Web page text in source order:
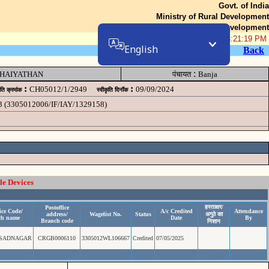
Govt. of India
Ministry of Rural Development
Department of Rural Development
06-Aug-2026 04:21:19 PM
Back
पंचायत: Banja
क्रमांक : CH05012/1/2949 स्वीकृति दिनॉंक : 09/09/2024
(3305012006/IF/IAY/1329158)
Devices
Code/
name
Postoffice
address/
Branch code
Wagelist No. Status
A/c Credited
Date
हस्ताक्षर/
अगुठे का
निशान
Attendance
By
CRGB0006110 3305012WL106667 Credited 07/05/2025
English